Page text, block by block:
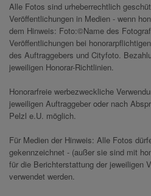
Alle Fotos sind urheberrechtlich
Veröffentlichungen in Medien - wenn
dem Hinweis: Foto:©Name des
Veröffentlichungen bei
des Auftraggebers und Cityfoto.
jeweiligen Honorar-Richtlinien.
Honorarfreie werbezweckliche
jeweiligen Auftraggeber oder nach
Pelzl e.U. möglich.
Für Medien der Hinweis: Alle Fotos
gekennzeichnet - (außer sie sind mit
für die Berichterstattung der jeweiligen
verwendet werden.